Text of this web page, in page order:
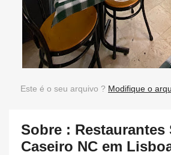
Este é o seu arquivo ? Modifique o
Sobre : Restaurantes
Caseiro NC em